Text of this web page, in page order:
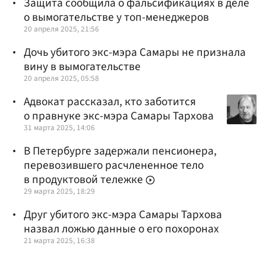
о вымогательстве у топ-менеджеров
20 апреля 2025, 21:56
Дочь убитого экс-мэра Самары не признала
вину в вымогательстве
20 апреля 2025, 05:58
Адвокат рассказал, кто заботится
о правнуке экс-мэра Самары Тархова
31 марта 2025, 14:06
В Петербурге задержали пенсионера,
перевозившего расчлененное тело
в продуктовой тележке
29 марта 2025, 18:29
Друг убитого экс-мэра Самары Тархова
назвал ложью данные о его похоронах
21 марта 2025, 16:38